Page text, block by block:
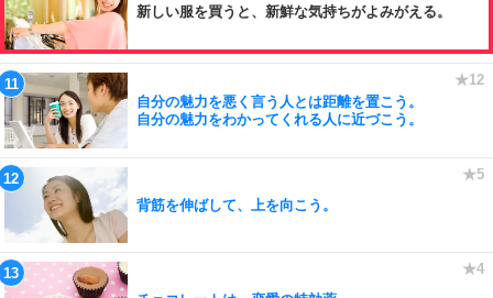
新しい服を買うと、新鮮な気持ちがよみがえる。
自分の魅力を悪く言う人とは距離を置こう。
自分の魅力をわかってくれる人に近づこう。
背筋を伸ばして、上を向こう。